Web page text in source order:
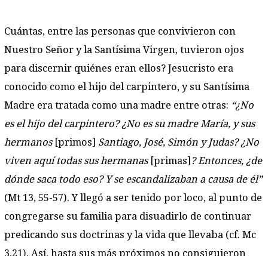
Cuántas, entre las personas que convivieron con
Nuestro Señor y la Santísima Virgen, tuvieron ojos
para discernir quiénes eran ellos? Jesucristo era
conocido como el hijo del carpintero, y su Santísima
Madre era tratada como una madre entre otras: “¿No
es el hijo del carpintero? ¿No es su madre María, y sus
hermanos [primos] Santiago, José, Simón y Judas? ¿No
viven aquí todas sus hermanas[primas] ? Entonces, ¿de
dónde saca todo eso? Y se escandalizaban a causa de él”
(Mt 13, 55-57). Y llegó a ser tenido por loco, al punto de
congregarse su familia para disuadirlo de continuar
predicando sus doctrinas y la vida que llevaba (cf. Mc
3,21). Así, hasta sus más próximos no consiguieron